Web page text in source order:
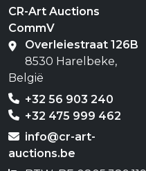
CR-Art Auctions
CommV
Overleiestraat 126B
8530 Harelbeke,
België
+32 56 903 240
+32 475 999 462
info@cr-art-
auctions.be